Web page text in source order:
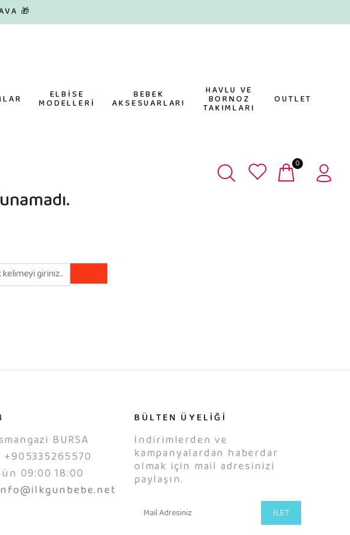
🎁
ELBİSE
MODELLERİ
BEBEK
AKSESUARLARI
HAVLU VE
BORNOZ
TAKIMLARI
OUTLET
0
BURSA
+905335265570
09:00 18:00
BÜLTEN ÜYELİĞİ
İndirimlerden ve
kampanyalardan haberdar
olmak için mail adresinizi
paylaşın.
İLET